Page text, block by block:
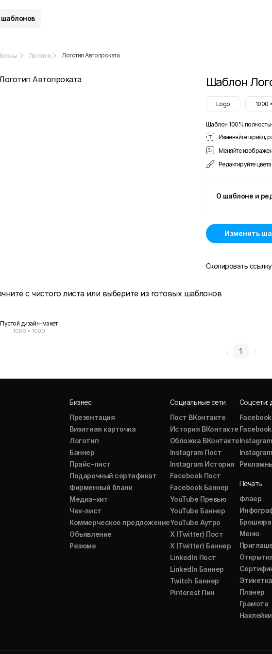
Логотип Логотип Автопроката
Шаблон
Logo 1000
Шаблон 100%
Изменяйте шрифт,
Меняйте
Редактируйте
О шаблоне и
Изменить
Скопировать
с чистого листа или выберите из готовых шаблонов
Пустой дизайн-макет
1000 × 1000
1
Бизнес
Презентация
Визитная карточка
Логотип
Баннер
Прайс-лист
Подарочный сертификат
Фирменный бланк
Медиа-кит
Чек-лист
Коммерческое предложение
Объявление
Резюме
Социальные сети
Пост ВКонтакте
История ВКонтакте
Обложка ВКонтакте
Instagram Пост
Instagram История
Facebook Пост
Facebook Баннер
YouTube Превью
YouTube Баннер
YouTube Аутро
X (Twitter) Пост
X (Twitter) Баннер
LinkedIn Пост
LinkedIn Баннер
Twitch Баннер
Pinterest Пин
Соцсети:
Печать
Флаер
Брошюра
Меню
Этикетка
Планер
Грамота
Наклейки